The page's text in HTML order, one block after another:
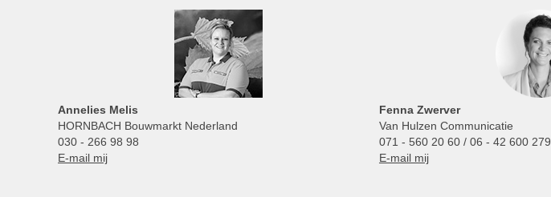
Annelies Melis
HORNBACH Bouwmarkt Nederland
030 - 266 98 98
E-mail mij
Fenna Zwerver
Van Hulzen Communicatie
071 - 560 20 60 / 06 - 42 600 279
E-mail mij